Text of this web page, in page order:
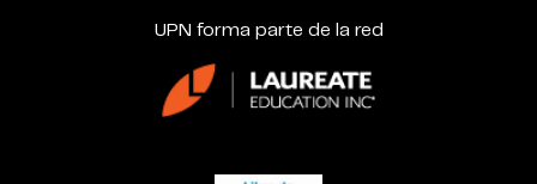
UPN forma parte de la red